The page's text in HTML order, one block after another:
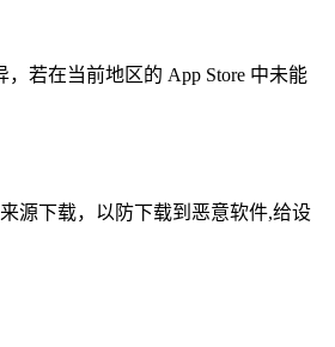
若在当前地区的 App Store 中未能
源下载，以防下载到恶意软件,给设